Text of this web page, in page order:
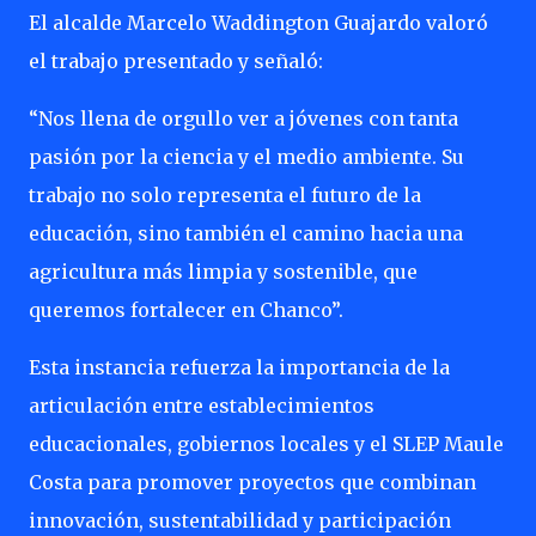
El alcalde Marcelo Waddington Guajardo valoró
el trabajo presentado y señaló:
“Nos llena de orgullo ver a jóvenes con tanta
pasión por la ciencia y el medio ambiente. Su
trabajo no solo representa el futuro de la
educación, sino también el camino hacia una
agricultura más limpia y sostenible, que
queremos fortalecer en Chanco”.
Esta instancia refuerza la importancia de la
articulación entre establecimientos
educacionales, gobiernos locales y el SLEP Maule
Costa para promover proyectos que combinan
innovación, sustentabilidad y participación